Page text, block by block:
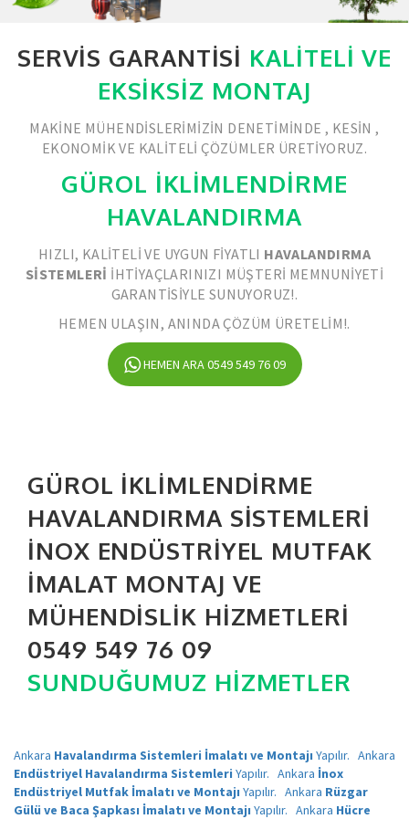
SERVIS GARANTISI KALITELI VE
EKSIKSIZ MONTAJ
MAKINE MÜHENDISLERIMIZIN DENETIMINDE , KESIN ,
EKONOMIK VE KALITELI ÇÖZÜMLER ÜRETIYORUZ.
GÜROL İKLİMLENDİRME
HAVALANDIRMA
HIZLI, KALITELI VE UYGUN FIYATLI HAVALANDIRMA
SISTEMLERI IHTIYAÇLARINIZI MÜŞTERI MEMNUNIYETI
GARANTISIYLE SUNUYORUZ!.
HEMEN ULAŞIN, ANINDA ÇÖZÜM ÜRETELIM!.
HEMEN ARA 0549 549 76 09
GÜROL İKLIMLENDIRME
HAVALANDIRMA SISTEMLERI
İNOX ENDÜSTRIYEL MUTFAK
İMALAT MONTAJ VE
MÜHENDISLIK HIZMETLERI
0549 549 76 09
SUNDUĞUMUZ HIZMETLER
Ankara Havalandırma Sistemleri İmalatı ve Montajı Yapılır. Ankara
Endüstriyel Havalandırma Sistemleri Yapılır. Ankara İnox
Endüstriyel Mutfak İmalatı ve Montajı Yapılır. Ankara Rüzgar
Gülü ve Baca Şapkası İmalatı ve Montajı Yapılır. Ankara Hücre